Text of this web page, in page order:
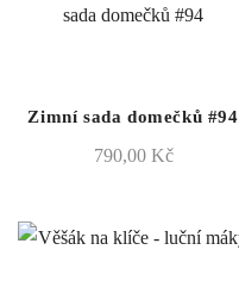
Zimní sada domečků #94
790,00 Kč